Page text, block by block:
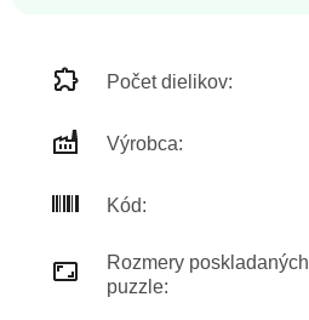
Počet dielikov:
Výrobca:
Kód:
Rozmery poskladaných
puzzle: